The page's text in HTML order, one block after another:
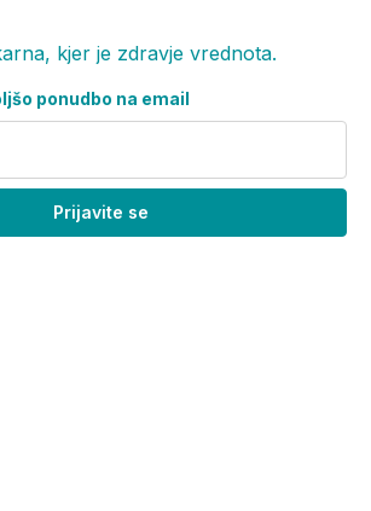
kjer je zdravje vrednota.
ponudbo na email
Prijavite se